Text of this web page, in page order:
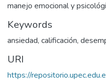
manejo emocional y
Keywords
ansiedad, calificación,
URI
https://